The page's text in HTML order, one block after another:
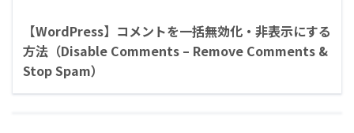
【WordPress】コメントを一括無効化・非表示にする
方法（Disable Comments – Remove Comments &
Stop Spam）